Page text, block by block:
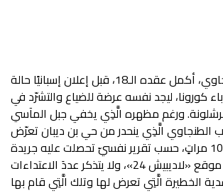
حميد شاب طنجاوي، أكمل عقده الـ18، قبل إعلان إسبانيًا حالة
كورونا، ليجد نفسه عرضة للضياع والتشرّد في
ورغم مظهره الَّذِي يخفي جبل المآسي
الطنجاوي الَّذِي ينحدر من حي بن ديبان تعرّض
للاغتصاب أزيد من 10 مراتٍ، حسب تقرير نفسيّ تحصلت عليه جريدة
«لاديبيش» و موقع «لاديبيش 24»، ولا يتذكر عددَ الاعتداءات